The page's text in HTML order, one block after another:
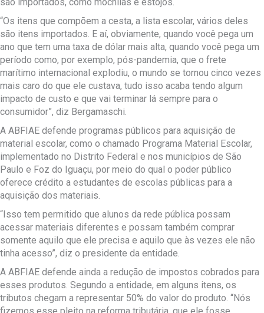
são importados, como mochilas e estojos.
“Os itens que compõem a cesta, a lista escolar, vários deles
são itens importados. E aí, obviamente, quando você pega um
ano que tem uma taxa de dólar mais alta, quando você pega um
período como, por exemplo, pós-pandemia, que o frete
marítimo internacional explodiu, o mundo se tornou cinco vezes
mais caro do que ele custava, tudo isso acaba tendo algum
impacto de custo e que vai terminar lá sempre para o
consumidor”, diz Bergamaschi.
A ABFIAE defende programas públicos para aquisição de
material escolar, como o chamado Programa Material Escolar,
implementado no Distrito Federal e nos municípios de São
Paulo e Foz do Iguaçu, por meio do qual o poder público
oferece crédito a estudantes de escolas públicas para a
aquisição dos materiais.
“Isso tem permitido que alunos da rede pública possam
acessar materiais diferentes e possam também comprar
somente aquilo que ele precisa e aquilo que às vezes ele não
tinha acesso”, diz o presidente da entidade.
A ABFIAE defende ainda a redução de impostos cobrados para
esses produtos. Segundo a entidade, em alguns itens, os
tributos chegam a representar 50% do valor do produto. “Nós